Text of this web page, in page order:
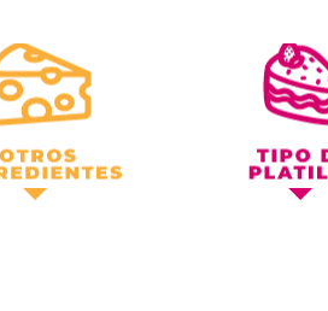
Ingredientes Tipo de